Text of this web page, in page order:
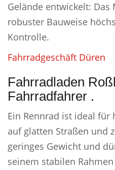
Gelände entwickelt:
robuster Bauweise
Kontrolle.
Fahrradgeschäft Düren
Fahrradladen
Fahrradfahrer .
Ein Rennrad ist ideal für
auf glatten Straßen und
geringes Gewicht und
seinem stabilen